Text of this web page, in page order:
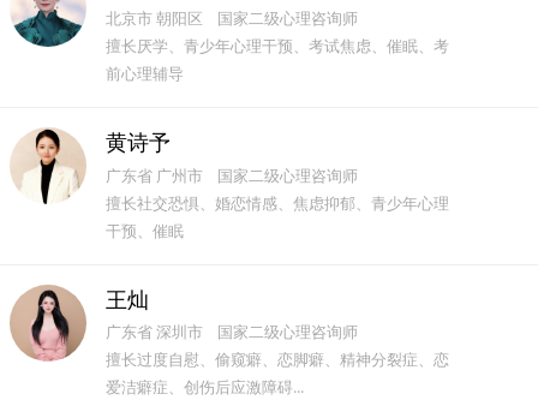
北京市 朝阳区 国家二级心理咨询师
擅长厌学、青少年心理干预、考试焦虑、催眠、考
前心理辅导
黄诗予
广东省 广州市 国家二级心理咨询师
擅长社交恐惧、婚恋情感、焦虑抑郁、青少年心理
干预、催眠
王灿
广东省 深圳市 国家二级心理咨询师
擅长过度自慰、偷窥癖、恋脚癖、精神分裂症、恋
爱洁癖症、创伤后应激障碍...